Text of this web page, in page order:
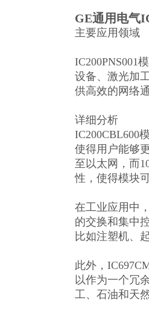
GE通用电气
主要应用领域
IC200PNS001
设备、激光加
供高效的网络
详细分析
IC200CBL600
使得用户能够
至以太网，而
性，使得模块
在工业应用中
的交换和集中
比如注塑机、
此外，
以作为一个冗
工、石油和天